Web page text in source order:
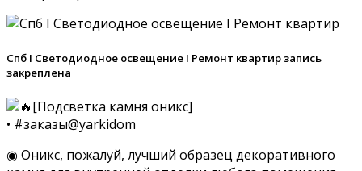
Спб I Светодиодное освещение I Ремонт квартир запись
закреплена
[Подсветка камня оникс]
• #заказы@yarkidom
◉ Оникс, пожалуй, лучший образец декоративного